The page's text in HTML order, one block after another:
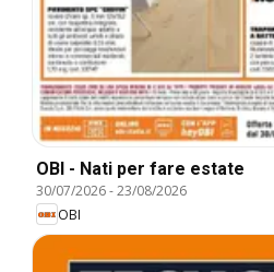
OBI - Nati per fare estate
30/07/2026-23/08/2026
OBI